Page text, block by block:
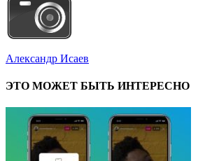
Александр Исаев
ЭТО МОЖЕТ БЫТЬ ИНТЕРЕСНО